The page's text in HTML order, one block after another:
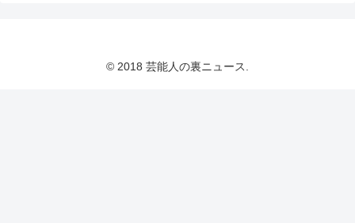
© 2018 芸能人の裏ニュース.